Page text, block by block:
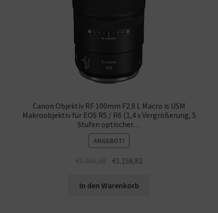
Canon Objektiv RF 100mm F2.8 L Macro is USM
Makroobjektiv für EOS R5 / R6 (1,4 x Vergrößerung, 5
Stufen optischer…
ANGEBOT!
€1.158,82
In den Warenkorb